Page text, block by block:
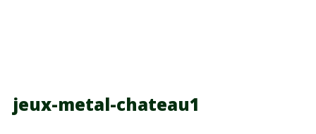
jeux-metal-chateau1